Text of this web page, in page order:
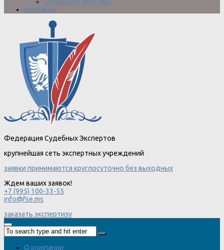
Отзывы от физ. лиц
Контакты
Федерация Судебных Экспертов
крупнейшая сеть экспертных учреждений
заявки принимаются круглосуточно без выходных
Ждем ваших заявок!
+7 (995) 100-33-55
info@fse.ms
заказать экспертизу
О компании